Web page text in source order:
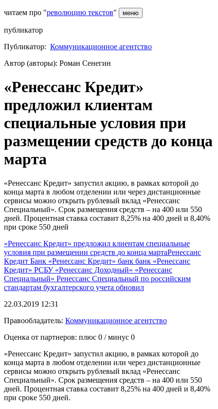
читаем про "революцию текстов" меню
публикатор
Публикатор: Коммуникационное агентство
Автор (авторы): Роман Сенегин
«Ренессанс Кредит»
предложил клиентам
специальные условия при
размещении средств до конца
марта​ ​
«Ренессанс Кредит» запустил акцию, в рамках которой до
конца марта в любом отделении или через дистанционные
сервисы можно открыть рублевый вклад «Ренессанс
Специальный». Срок размещения средств – на 400 или 550
дней. Процентная ставка составит 8,25% на 400 дней и 8,40%
при сроке 550 дней
«Ренессанс Кредит» предложил клиентам специальные
условия при размещении средств до конца марта​Ренессанс
Кредит Банк «Ренессанс Кредит» банк банк «Ренессанс
Кредит» РСБУ «Ренессанс Доходный» «Ренессанс
Специальный» Ренессанс Специальный по российским
стандартам бухгалтерского учета обновил
22.03.2019 12:31
Правообладатель: Коммуникационное агентство
Оценка от партнеров: плюс 0 / минус 0
«Ренессанс Кредит» запустил акцию, в рамках которой до
конца марта в любом отделении или через дистанционные
сервисы можно открыть рублевый вклад «Ренессанс
Специальный». Срок размещения средств – на 400 или 550
дней. Процентная ставка составит 8,25% на 400 дней и 8,40%
при сроке 550 дней.​ ​